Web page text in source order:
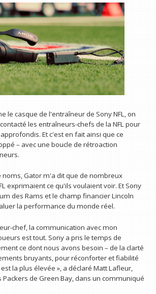
le casque de l'entraîneur de Sony NFL, on
les entraîneurs-chefs de la NFL pour
Et c'est en fait ainsi que ce
– avec une boucle de rétroaction
noms, Gator m'a dit que de nombreux
exprimaient ce qu'ils voulaient voir. Et Sony
des Rams et le champ financier Lincoln
la performance du monde réel.
chef, la communication avec mon
est tout. Sony a pris le temps de
ce dont nous avons besoin – de la clarté
bruyants, pour réconforter et fiabilité
la plus élevée », a déclaré Matt Lafleur,
de Green Bay, dans un communiqué